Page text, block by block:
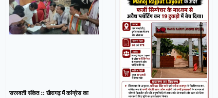
सरस्वती संकेत :: खैरागढ़ में कांग्रेस का